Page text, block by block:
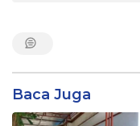
Baca Juga